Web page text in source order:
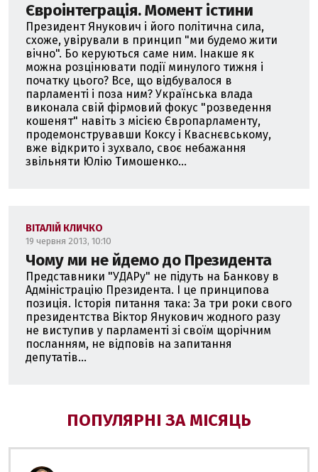
Євроінтеграція. Момент істини
Президент Янукович і його політична сила,
схоже, увірували в принцип "ми будемо жити
вічно". Бо керуються саме ним. Інакше як
можна розцінювати події минулого тижня і
початку цього? Все, що відбувалося в
парламенті і поза ним? Українська влада
виконала свій фірмовий фокус "розведення
кошенят" навіть з місією Європарламенту,
продемонструвавши Коксу і Кваснєвському,
вже відкрито і зухвало, своє небажання
звільняти Юлію Тимошенко...
ВІТАЛІЙ КЛИЧКО
19 червня 2013, 10:10
Чому ми не йдемо до Президента
Представники "УДАРу" не підуть на Банкову в
Адміністрацію Президента. І це принципова
позиція. Історія питання така: За три роки свого
президентства Віктор Янукович жодного разу
не виступив у парламенті зі своїм щорічним
посланням, не відповів на запитання
депутатів...
ПОПУЛЯРНІ ЗА МІСЯЦЬ